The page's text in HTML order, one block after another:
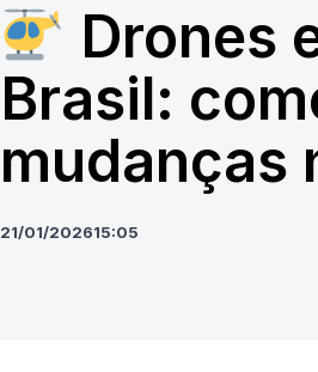
Drones
Brasil:
mudanças
21/01/202615:05